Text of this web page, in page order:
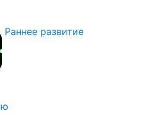
Раннее развитие